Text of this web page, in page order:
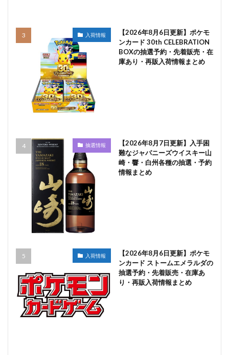
入荷情報
【2026年8月6日更新】ポケモ
ンカード 30th CELEBRATION
BOXの抽選予約・先着販売・在
庫あり・再販入荷情報まとめ
抽選情報
【2026年8月7日更新】入手困
難なジャパニーズウイスキー山
崎・響・白州各種の抽選・予約
情報まとめ
入荷情報
【2026年8月6日更新】ポケモ
ンカード ストームエメラルダの
抽選予約・先着販売・在庫あ
り・再販入荷情報まとめ